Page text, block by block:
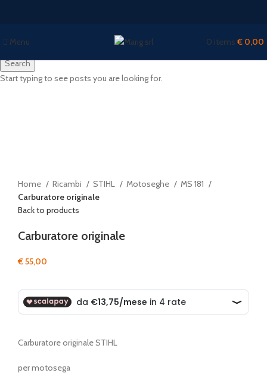
Menu 0 items € 0,00
Home Ricambi STIHL Motoseghe
MS 181
Carburatore originale
Back to products
Carburatore originale
€55,00
Carburatore originale STIHL
per motosega
Search
Start typing to see posts you are looking for.